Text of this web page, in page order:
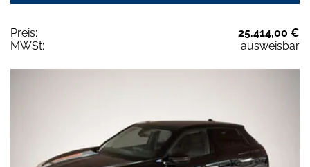
Preis:
25.414,00 €
MWSt:
ausweisbar